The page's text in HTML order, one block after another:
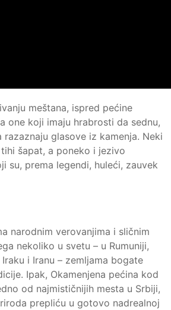
meštana, ispred pećine
one koji imaju hrabrosti da sednu,
razaznaju glasove iz kamenja. Neki
šapat, a poneko i jezivo
su, prema legendi, huleći, zauvek
narodnim verovanjima i sličnim
nekoliko u svetu – u Rumuniji,
i Iranu – zemljama bogate
Ipak, Okamenjena pećina kod
od najmističnijih mesta u Srbiji,
prepliću u gotovo nadrealnoj